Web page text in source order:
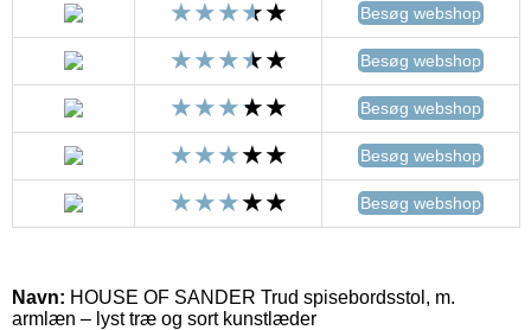
Besøg webshop
Besøg webshop
Besøg webshop
Besøg webshop
Besøg webshop
Navn: HOUSE OF SANDER Trud spisebordsstol, m.
armlæn – lyst træ og sort kunstlæder